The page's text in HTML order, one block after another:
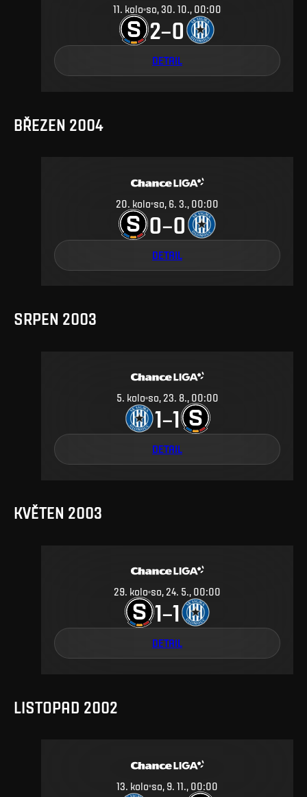
11. kolo so, 30. 10., 00:00
2–0
DETAIL
BŘEZEN 2004
20. kolo so, 6. 3., 00:00
0–0
DETAIL
SRPEN 2003
5. kolo so, 23. 8., 00:00
1–1
DETAIL
KVĚTEN 2003
29. kolo so, 24. 5., 00:00
1–1
DETAIL
LISTOPAD 2002
13. kolo so, 9. 11., 00:00